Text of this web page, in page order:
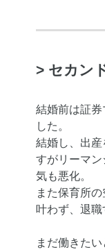
> セカン
結婚前は証券
した。
結婚し、出
すがリーマ
気も悪化。
また保育所
叶わず、退職
まだ働きた